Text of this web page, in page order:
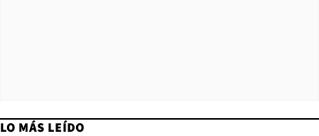
LO MÁS LEÍDO